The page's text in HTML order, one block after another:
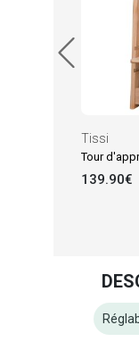
Tissi
Tour
139.90€